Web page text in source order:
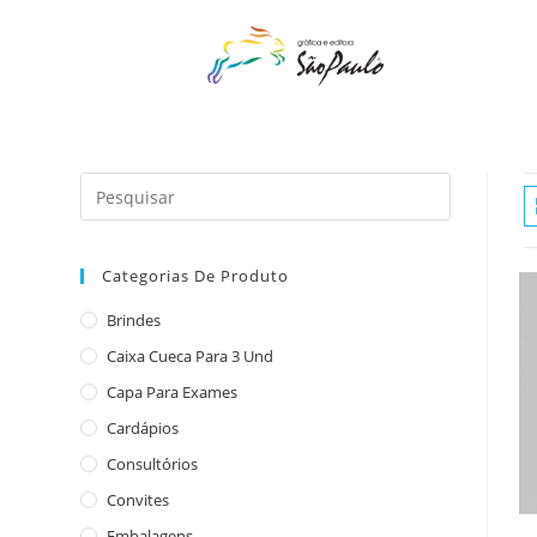
Categorias De Produto
Brindes
Caixa Cueca Para 3 Und
Capa Para Exames
Cardápios
Consultórios
Convites